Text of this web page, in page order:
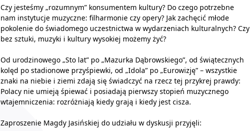
Czy jesteśmy „rozumnym” konsumentem kultury? Do czego potrzebne
nam instytucje muzyczne: filharmonie czy opery? Jak zachęcić młode
pokolenie do świadomego uczestnictwa w wydarzeniach kulturalnych? Czy
bez sztuki, muzyki i kultury wysokiej możemy żyć?
Od urodzinowego „Sto lat” po „Mazurka Dąbrowskiego”, od świątecznych
kolęd po stadionowe przyśpiewki, od „Idola” po „Eurowizję” – wszystkie
znaki na niebie i ziemi zdają się świadczyć na rzecz tej przykrej prawdy:
Polacy nie umieją śpiewać i posiadają pierwszy stopień muzycznego
wtajemniczenia: rozróżniają kiedy grają i kiedy jest cisza.
Zaproszenie Magdy Jasińskiej do udziału w dyskusji przyjęli: